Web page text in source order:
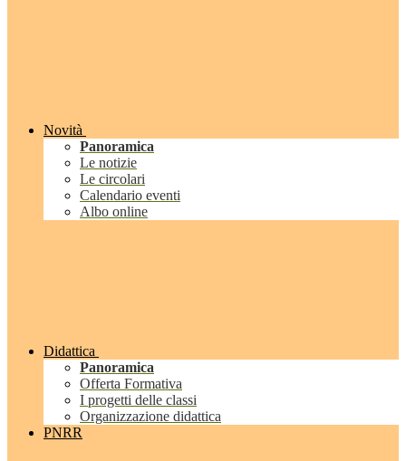
Novità
Panoramica
Le notizie
Le circolari
Calendario eventi
Albo online
Didattica
Panoramica
Offerta Formativa
I progetti delle classi
Organizzazione didattica
PNRR